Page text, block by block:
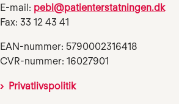
E-mail: pebl@patienterstatningen.dk
Fax: 33 12 43 41
EAN-nummer: 5790002316418
CVR-nummer: 16027901
Privatlivspolitik